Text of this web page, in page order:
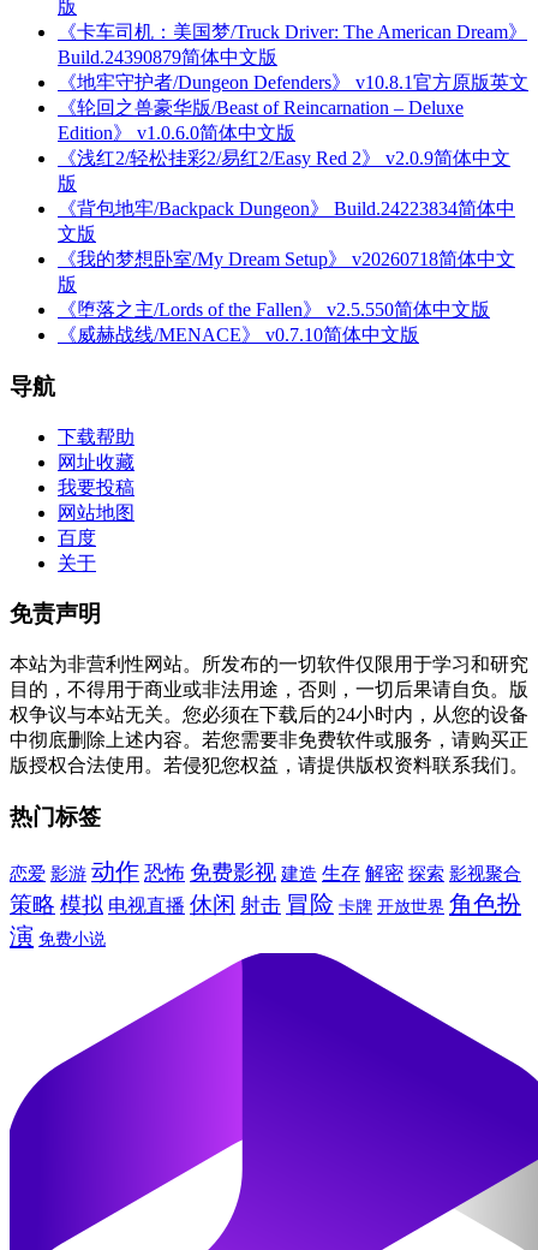
版
《卡车司机：美国梦/Truck Driver: The American Dream》
Build.24390879简体中文版
《地牢守护者/Dungeon Defenders》 v10.8.1官方原版英文
《轮回之兽豪华版/Beast of Reincarnation – Deluxe
Edition》 v1.0.6.0简体中文版
《浅红2/轻松挂彩2/易红2/Easy Red 2》 v2.0.9简体中文
版
《背包地牢/Backpack Dungeon》 Build.24223834简体中
文版
《我的梦想卧室/My Dream Setup》 v20260718简体中文
版
《堕落之主/Lords of the Fallen》 v2.5.550简体中文版
《威赫战线/MENACE》 v0.7.10简体中文版
导航
下载帮助
网址收藏
我要投稿
网站地图
百度
关于
免责声明
本站为非营利性网站。所发布的一切软件仅限用于学习和研究
目的，不得用于商业或非法用途，否则，一切后果请自负。版
权争议与本站无关。您必须在下载后的24小时内，从您的设备
中彻底删除上述内容。若您需要非免费软件或服务，请购买正
版授权合法使用。若侵犯您权益，请提供版权资料联系我们。
热门标签
恋爱 影游 动作 恐怖 免费影视 建造 生存 解密 探索 影视聚合
策略 模拟 电视直播 休闲 射击 冒险 卡牌 开放世界 角色扮
演 免费小说